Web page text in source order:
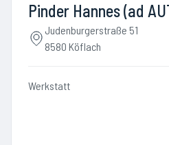
Pinder Hannes (ad
Judenburgerstraße 51
8580 Köflach
Werkstatt